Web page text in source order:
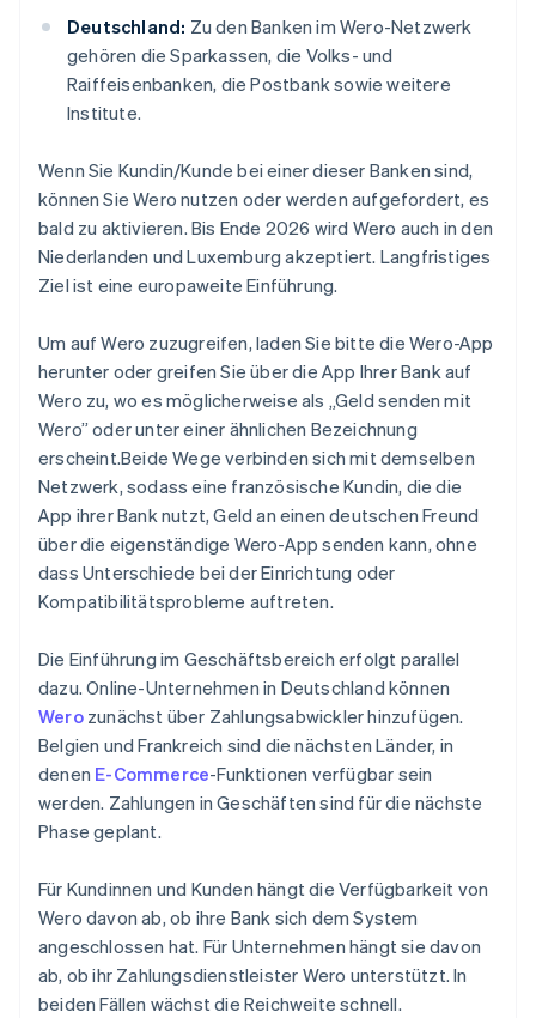
Deutschland: Zu den Banken im Wero-Netzwerk
gehören die Sparkassen, die Volks- und
Raiffeisenbanken, die Postbank sowie weitere
Institute.
Wenn Sie Kundin/Kunde bei einer dieser Banken sind,
können Sie Wero nutzen oder werden aufgefordert, es
bald zu aktivieren. Bis Ende 2026 wird Wero auch in den
Niederlanden und Luxemburg akzeptiert. Langfristiges
Ziel ist eine europaweite Einführung.
Um auf Wero zuzugreifen, laden Sie bitte die Wero-App
herunter oder greifen Sie über die App Ihrer Bank auf
Wero zu, wo es möglicherweise als „Geld senden mit
Wero” oder unter einer ähnlichen Bezeichnung
erscheint.Beide Wege verbinden sich mit demselben
Netzwerk, sodass eine französische Kundin, die die
App ihrer Bank nutzt, Geld an einen deutschen Freund
über die eigenständige Wero-App senden kann, ohne
dass Unterschiede bei der Einrichtung oder
Kompatibilitätsprobleme auftreten.
Die Einführung im Geschäftsbereich erfolgt parallel
dazu. Online-Unternehmen in Deutschland können
Werozunächst über Zahlungsabwickler hinzufügen.
Belgien und Frankreich sind die nächsten Länder, in
denen E-Commerce-Funktionen verfügbar sein
werden. Zahlungen in Geschäften sind für die nächste
Phase geplant.
Für Kundinnen und Kunden hängt die Verfügbarkeit von
Wero davon ab, ob ihre Bank sich dem System
angeschlossen hat. Für Unternehmen hängt sie davon
ab, ob ihr Zahlungsdienstleister Wero unterstützt. In
beiden Fällen wächst die Reichweite schnell.